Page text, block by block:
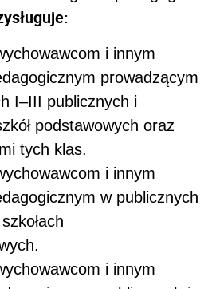
i innym
prowadzącym
I–III publicznych i
podstawowych oraz
tych klas.
i innym
w publicznych
i innym